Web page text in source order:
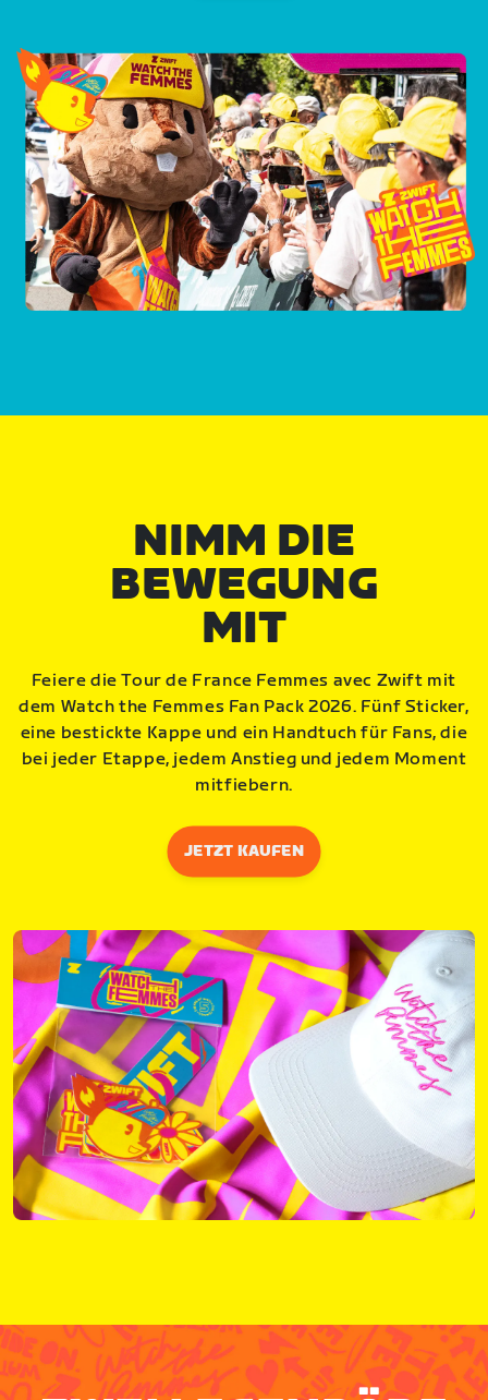
NIMM DIE
BEWEGUNG
MIT
Feiere die Tour de France Femmes avec Zwift mit
dem Watch the Femmes Fan Pack 2026. Fünf Sticker,
eine bestickte Kappe und ein Handtuch für Fans, die
bei jeder Etappe, jedem Anstieg und jedem Moment
mitfiebern.
JETZT KAUFEN